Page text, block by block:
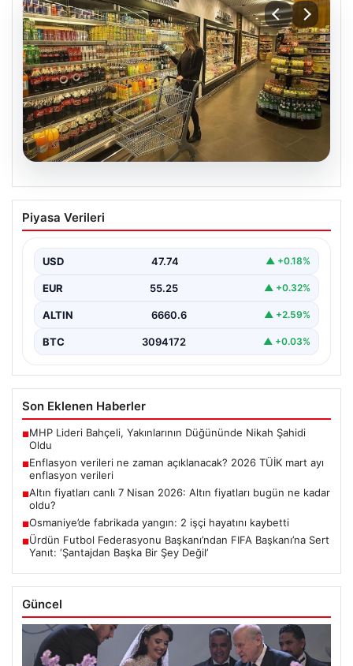
Enflasyon verileri ne zaman
açıklanacak? 2026 TÜİK mart ayı
Piyasa Verileri
USD 47.74 ▲ +0.18%
EUR 55.25 ▲ +0.32%
ALTIN 6660.6 ▲ +2.59%
BTC 3094172 ▲ +0.03%
Son Eklenen Haberler
■MHP Lideri Bahçeli, Yakınlarının Düğününde Nikah Şahidi
Oldu
■Enflasyon verileri ne zaman açıklanacak? 2026 TÜİK mart ayı
enflasyon verileri
■Altın fiyatları canlı 7 Nisan 2026: Altın fiyatları bugün ne kadar
oldu?
■Osmaniye’de fabrikada yangın: 2 işçi hayatını kaybetti
■Ürdün Futbol Federasyonu Başkanı’ndan FIFA Başkanı’na Sert
Yanıt: ‘Şantajdan Başka Bir Şey Değil’
Güncel